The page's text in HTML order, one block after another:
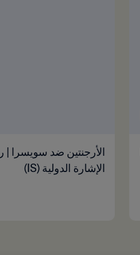
الإشارة الدولية (IS)